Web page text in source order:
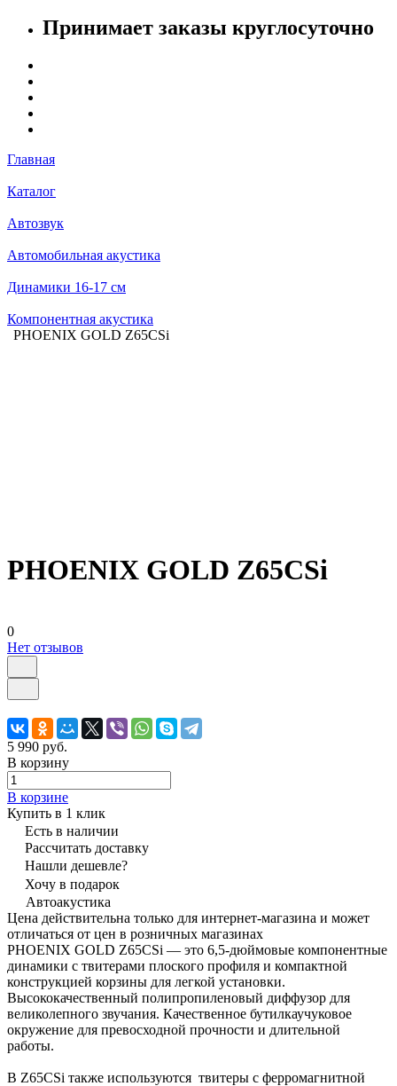
Принимает заказы круглосуточно
Главная
Каталог
Автозвук
Автомобильная акустика
Динамики 16-17 см
Компонентная акустика
PHOENIX GOLD Z65CSi
PHOENIX GOLD Z65CSi
0
Нет отзывов
5 990 руб.
В корзину
В корзине
Купить в 1 клик
Есть в наличии
Рассчитать доставку
Нашли дешевле?
Хочу в подарок
Автоакустика
Цена действительна только для интернет-магазина и может
отличаться от цен в розничных магазинах
PHOENIX GOLD Z65CSi — это 6,5-дюймовые компонентные
динамики с твитерами плоского профиля и компактной
конструкцией корзины для легкой установки.
Высококачественный полипропиленовый диффузор для
великолепного звучания. Качественное бутилкаучуковое
окружение для превосходной прочности и длительной
работы.
В Z65CSi также используются твитеры с ферромагнитной